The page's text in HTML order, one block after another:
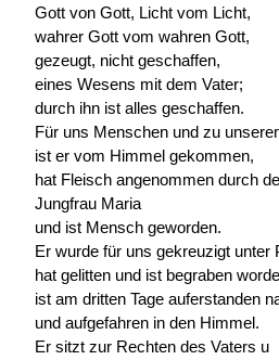
Gott von Gott, Licht vom Licht,
wahrer Gott vom wahren Gott,
gezeugt, nicht geschaffen,
eines Wesens mit dem Vater;
durch ihn ist alles geschaffen.
Für uns Menschen und zu
ist er vom Himmel gekommen,
hat Fleisch angenommen durch
Jungfrau Maria
und ist Mensch geworden.
Er wurde für uns gekreuzigt unter
hat gelitten und ist begraben
ist am dritten Tage auferstanden
und aufgefahren in den Himmel.
Er sitzt zur Rechten des Vaters u